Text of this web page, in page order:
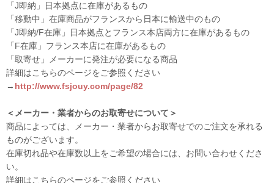
「J即納」日本拠点に在庫があるもの
「移動中」在庫商品がフランスから日本に輸送中のもの
「J即納/F在庫」日本拠点とフランス本店両方に在庫があるもの
「F在庫」フランス本店に在庫があるもの
「取寄せ」メーカーに発注が必要になる商品
詳細はこちらのページをご参照ください
→ http://www.fsjouy.com/page/82
＜メーカー・業者からのお取寄せについて＞
商品によっては、メーカー・業者からお取寄せでのご注文を承れる
ものがございます。
在庫切れ品や在庫数以上をご希望の場合には、お問い合わせくださ
い。
詳細はこちらのページをご参照ください